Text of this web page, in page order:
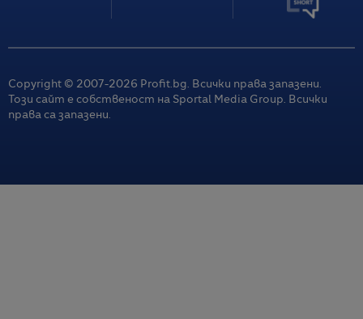
Copyright © 2007-2026 Profit.bg. Всички права запазени.
Този сайт е собственост на Sportal Media Group. Всички
права са запазени.